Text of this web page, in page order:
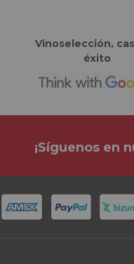
Vinoselección,
éxito
¡Síguenos en